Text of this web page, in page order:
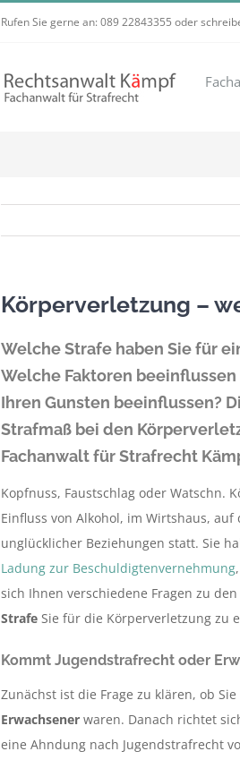
Rufen Sie gerne an: 089 22843355 oder
Körperverletzung –
Welche Strafe haben Sie für
Welche Faktoren
Ihren Gunsten beeinflussen?
Strafmaß bei den
Fachanwalt für Strafrecht
Kopfnuss, Faustschlag oder
Einfluss von Alkohol, im Wirtshaus,
unglücklicher Beziehungen statt. Sie
Ladung zur Beschuldigtenvernehmung
sich Ihnen verschiedene Fragen zu
Strafe Sie für die Körperverletzung zu
Kommt Jugendstrafrecht oder
Zunächst ist die Frage zu klären, ob
Erwachsener waren. Danach richtet
eine Ahndung nach Jugendstrafrecht